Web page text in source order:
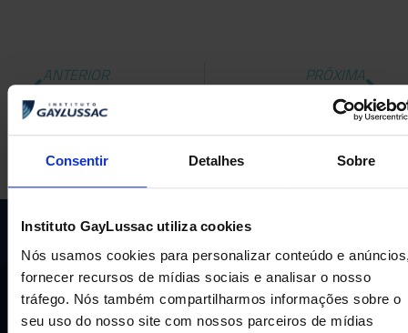
Consentir Detalhes Sobre
Instituto GayLussac utiliza cookies
Nós usamos cookies para personalizar conteúdo e
fornecer recursos de mídias sociais e analisar o nosso
tráfego. Nós também compartilharmos informações sobre o
seu uso do nosso site com nossos parceiros de mídias
ANTERIOR PRÓXIMA